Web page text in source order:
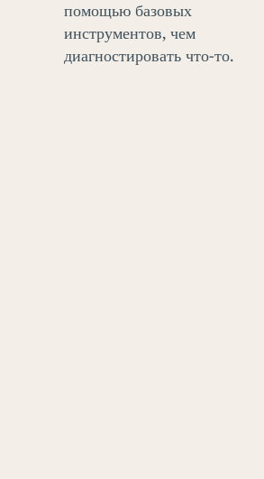
помощью базовых
инструментов, чем
диагностировать что-то.